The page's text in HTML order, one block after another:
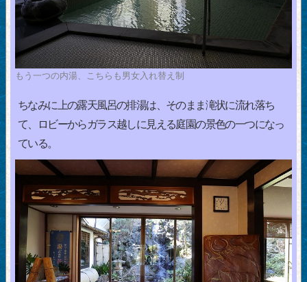
もう一つの内湯、こちらも男女入れ替え制
ちなみに上の露天風呂の排湯は、そのまま滝状に流れ落ち
て、ロビーからガラス越しに見える庭園の景色の一つになっ
ている。